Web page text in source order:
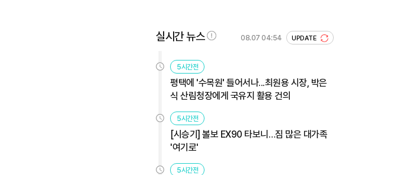
실시간 뉴스 08.07 04:54 UPDATE
5시간전
평택에 '수목원' 들어서나...최원용 시장, 박은
식 산림청장에게 국유지 활용 건의
5시간전
[시승기] 볼보 EX90 타보니…짐 많은 대가족
'여기로'
5시간전